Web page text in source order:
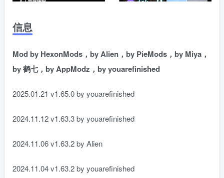
信息
Mod by HexonMods，by Alien，by PieMods，by Miya，
by 鹤七，by AppModz，by youarefinished
2025.01.21 v1.65.0 by youarefinished
2024.11.12 v1.63.3 by youarefinished
2024.11.06 v1.63.2 by Alien
2024.11.04 v1.63.2 by youarefinished